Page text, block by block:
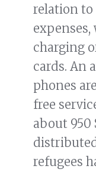
relation to
charging
cards. An
phones
free
about 950
refugees